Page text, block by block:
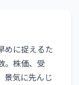
めに捉えるた
。株価、受
景気に先んじ